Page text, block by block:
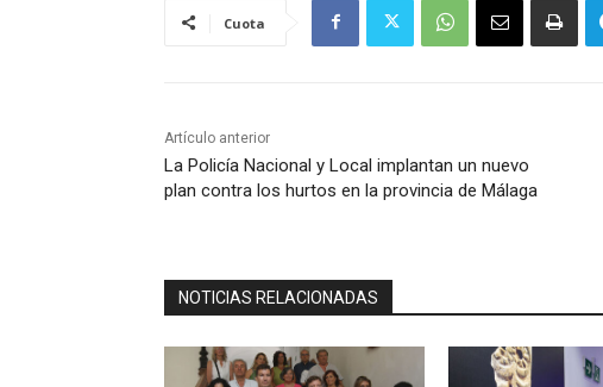
Cuota
Artículo anterior
La Policía Nacional y Local implantan un nuevo
plan contra los hurtos en la provincia de Málaga
NOTICIAS RELACIONADAS